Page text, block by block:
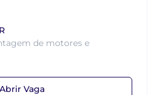
de motores e
Abrir Vaga